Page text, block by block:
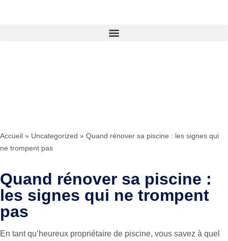
Accueil » Uncategorized » Quand rénover sa piscine : les signes qui
ne trompent pas
Quand rénover sa piscine :
les signes qui ne trompent
pas
En tant qu’heureux propriétaire de piscine, vous savez à quel